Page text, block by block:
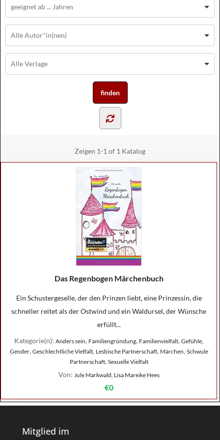
Zeigen 1-1 of 1 Katalog
Das Regenbogen Märchenbuch
Ein Schustergeselle, der den Prinzen liebt, eine Prinzessin, die
schneller reitet als der Ostwind und ein Waldursel, der Wünsche
erfüllt...
Kategorie(n): Anders sein, Familiengründung, Familienvielfalt, Gefühle,
Gender, Geschlechtliche Vielfalt, Lesbische Partnerschaft, Märchen, Schwule
Partnerschaft, Sexuelle Vielfalt
Von: Jule Markwald, Lisa Mareike Hees
€0
Mitglied im